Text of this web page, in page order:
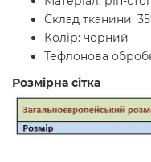
Склад тканини:
Колір: чорний
Тефлонова
Розмірна сітка